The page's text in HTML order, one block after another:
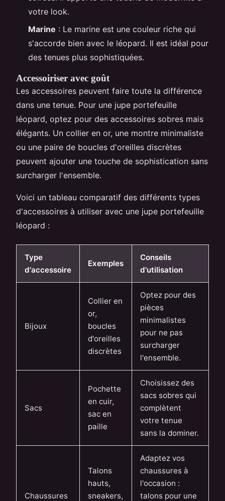
votre look.
Marine : Le marine est une couleur riche qui
s'accorde bien avec le léopard. Il est idéal pour
des tenues plus sophistiquées.
Accessoiriser avec goût
Les accessoires peuvent faire toute la différence
dans une tenue. Pour une jupe portefeuille
léopard, optez pour des accessoires sobres mais
élégants. Un collier en or, une montre minimaliste
ou une paire de boucles d'oreilles discrètes
peuvent ajouter une touche de sophistication sans
surcharger l'ensemble.
Voici un tableau comparatif des différents types
d'accessoires à utiliser avec une jupe portefeuille
léopard :
Type
d'accessoire
Exemples
Conseils
d'utilisation
Bijoux
Collier en
or,
boucles
d'oreilles
discrètes
Optez pour des
pièces
minimalistes
pour ne pas
surcharger
l'ensemble.
Sacs
Pochette
en cuir,
sac en
paille
Choisissez des
sacs sobres qui
complètent
votre tenue
sans la dominer.
Chaussures
Talons
hauts,
sneakers,
Adaptez vos
chaussures à
l'occasion :
talons pour une